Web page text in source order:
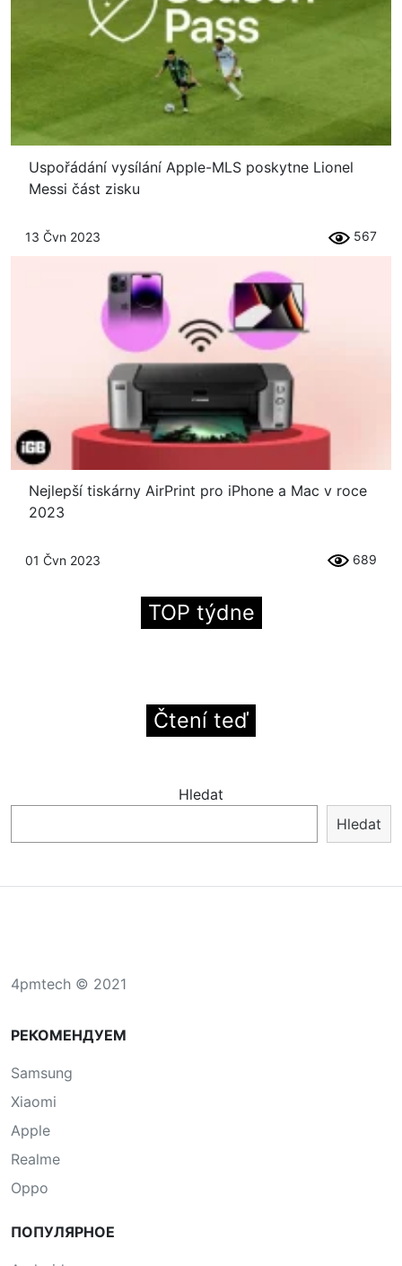
Uspořádání vysílání Apple-MLS poskytne Lionel
Messi část zisku
13 Čvn 2023 567
Nejlepší tiskárny AirPrint pro iPhone a Mac v roce
2023
01 Čvn 2023 689
TOP týdne
Čtení teď
Hledat
Hledat
4pmtech © 2021
РЕКОМЕНДУЕМ
Samsung
Xiaomi
Apple
Realme
Oppo
ПОПУЛЯРНОЕ